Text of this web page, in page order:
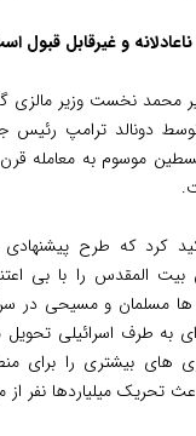
و غیرقابل قبول
محمد نخست وزیر مالزی
دونالد ترامپ رئیس
موسوم به معامله قرن
کرد که طرح
المقدس را با بی
مسلمان و مسیحی در
به طرف اسرائیلی
های بیشتری را برای
تحریک میلیاردها نفر از